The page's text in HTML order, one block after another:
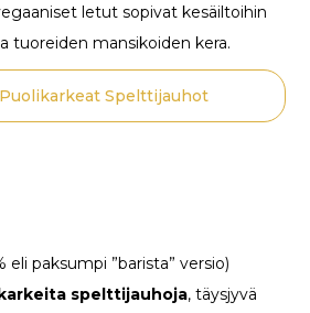
letut sopivat kesäiltoihin
tuoreiden mansikoiden kera.
Spelttijauhot
eli paksumpi ”barista” versio)
spelttijauhoja, täysjyvä